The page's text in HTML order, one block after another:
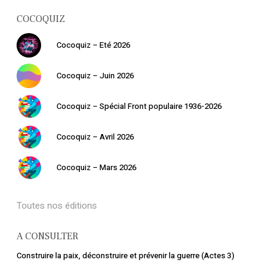
COCOQUIZ
Cocoquiz – Eté 2026
Cocoquiz – Juin 2026
Cocoquiz – Spécial Front populaire 1936-2026
Cocoquiz – Avril 2026
Cocoquiz – Mars 2026
Toutes nos éditions
A CONSULTER
Construire la paix, déconstruire et prévenir la guerre (Actes 3)